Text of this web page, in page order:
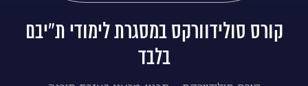
קורס סולידוורקס במסגרת לימודי ת”יבם
בלבד